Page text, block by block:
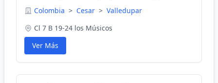
línea de artículos de aseo para el hogar.
Colombia > Cesar > Valledupar
Cl 7 B 19-24 los Músicos
Ver Más